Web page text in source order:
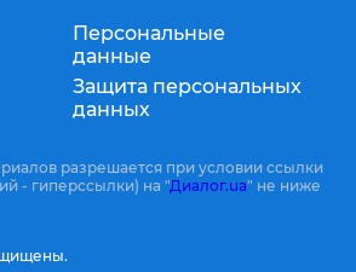
Персональные
данные
Защита персональных
данных
разрешается при условии ссылки
- гиперссылки) на "Диалог.ua" не ниже